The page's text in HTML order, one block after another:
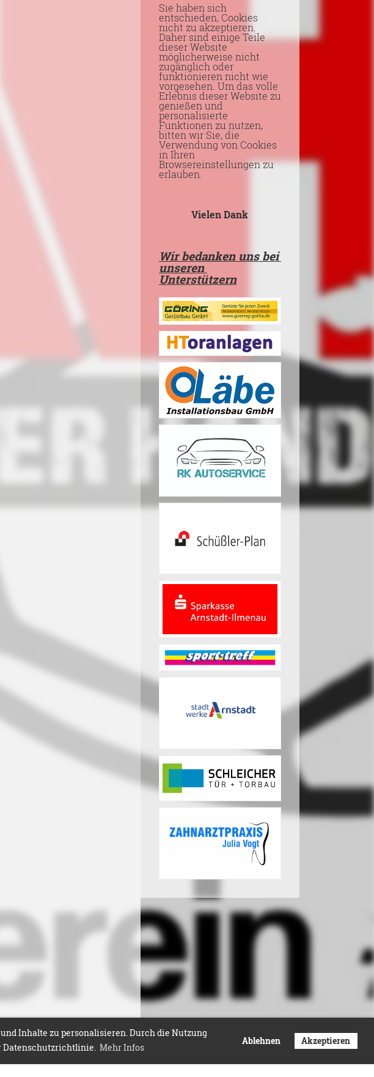
Inhalte zu personalisieren. Durch die Nutzung
Datenschutzrichtlinie. Mehr Infos
Ablehnen Akzeptieren
Sie haben sich
entschieden, Cookies
nicht zu akzeptieren.
Daher sind einige Teile
dieser Website
möglicherweise nicht
zugänglich oder
funktionieren nicht wie
vorgesehen. Um das volle
Erlebnis dieser Website zu
genießen und
personalisierte
Funktionen zu nutzen,
bitten wir Sie, die
Verwendung von Cookies
in Ihren
Browsereinstellungen zu
erlauben.
Vielen Dank
Wir bedanken uns bei
unseren
Unterstützern